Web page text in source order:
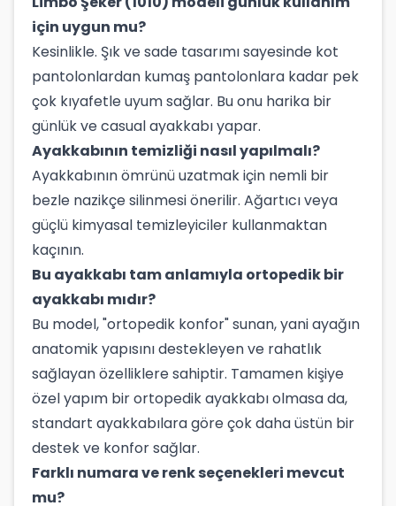
için uygun mu?
Kesinlikle. Şık ve sade tasarımı sayesinde kot
pantolonlardan kumaş pantolonlara kadar pek
çok kıyafetle uyum sağlar. Bu onu harika bir
günlük ve casual ayakkabı yapar.
Ayakkabının temizliği nasıl yapılmalı?
Ayakkabının ömrünü uzatmak için nemli bir
bezle nazikçe silinmesi önerilir. Ağartıcı veya
güçlü kimyasal temizleyiciler kullanmaktan
kaçının.
Bu ayakkabı tam anlamıyla ortopedik bir
ayakkabı mıdır?
Bu model, "ortopedik konfor" sunan, yani ayağın
anatomik yapısını destekleyen ve rahatlık
sağlayan özelliklere sahiptir. Tamamen kişiye
özel yapım bir ortopedik ayakkabı olmasa da,
standart ayakkabılara göre çok daha üstün bir
destek ve konfor sağlar.
Farklı numara ve renk seçenekleri mevcut
mu?